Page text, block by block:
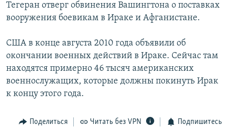
Тегеран отверг обвинения Вашингтона о поставках
вооружения боевикам в Ираке и Афганистане.
США в конце августа 2010 года объявили об
окончании военных действий в Ираке. Сейчас там
находятся примерно 46 тысяч американских
военнослужащих, которые должны покинуть Ирак
к концу этого года.
Поделиться Читать без VPN Подпишитесь